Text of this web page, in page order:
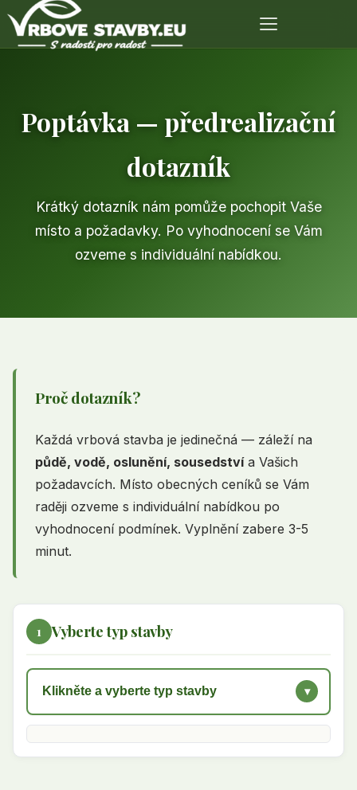
Poptávka — předrealizační
dotazník
Krátký dotazník nám pomůže pochopit Vaše
místo a požadavky. Po vyhodnocení se Vám
ozveme s individuální nabídkou.
Proč dotazník?
Každá vrbová stavba je jedinečná — záleží na
půdě, vodě, oslunění, sousedstvía Vašich
požadavcích. Místo obecných ceníků se Vám
raději ozveme s individuální nabídkou po
vyhodnocení podmínek. Vyplnění zabere 3-5
minut.
1 Vyberte typ stavby
Klikněte a vyberte typ stavby ▾
Najeďte myší nebo vyberte typ pro náhled